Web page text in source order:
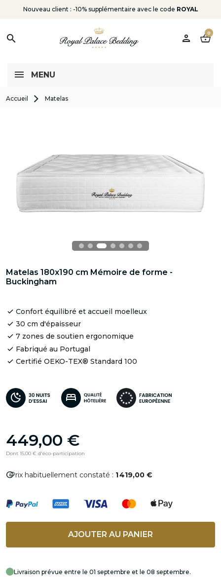
Nouveau client : -10% supplémentaire avec le code ROYAL
search person shopping_basket
0
MENU
Accueil Matelas
Matelas 180x190 cm Mémoire de forme -
Buckingham
Confort équilibré et accueil moelleux
30 cm d'épaisseur
7 zones de soutien ergonomique
Fabriqué au Portugal
Certifié OEKO-TEX® Standard 100
449,00 €
Dont 15,00 € d'éco-participation
infoPrix habituellement constaté : 1 419,00 €
AJOUTER AU PANIER
Livraison prévue entre le 01 septembre et le 08 septembre.